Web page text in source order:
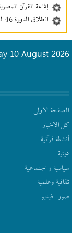
إذاعة القرآن
انطلاق الدورة 46 لمسابقة القرآن الدولية في مكة
10 August 2026
الصفحة الاولى
كل الاخبار
أنشطة قرآنیة
دينية
سیاسیة و اجتماعیة
ثقافیة وعلمیة
صور ـ فيديو